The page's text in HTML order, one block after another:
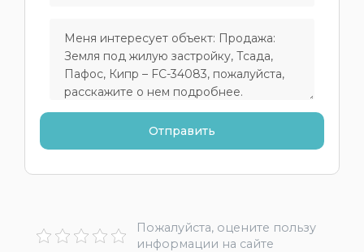
Пожалуйста, оцените пользу
информации на сайте